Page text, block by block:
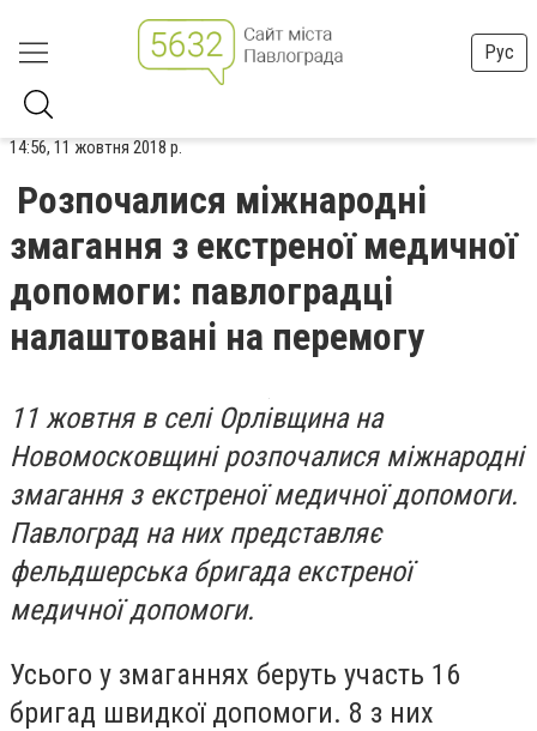
Рус
14:56, 11 жовтня 2018 р.
Розпочалися міжнародні
змагання з екстреної медичної
допомоги: павлоградці
налаштовані на перемогу
11 жовтня в селі Орлівщина на
Новомосковщині розпочалися міжнародні
змагання з екстреної медичної допомоги.
Павлоград на них представляє
фельдшерська бригада екстреної
медичної допомоги.
Усього у змаганнях беруть участь 16
бригад швидкої допомоги. 8 з них